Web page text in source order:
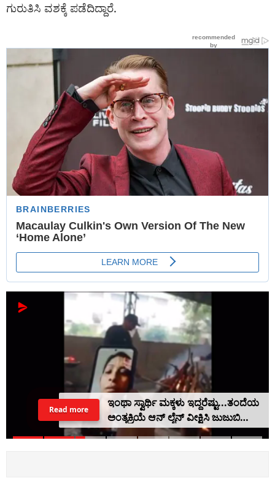
ಗುರುತಿಸಿ ವಶಕ್ಕೆ ಪಡೆದಿದ್ದಾರೆ.
ಇಂಥಾ ಸ್ವಾರ್ಥಿ ಮಕ್ಕಳು ಇದ್ದರೆಷ್ಟು...ತಂದೆಯ
ಅಂತ್ಯಕ್ರಿಯೆ ಆನ್ ಲೈನ್ ವೀಕ್ಷಿಸಿ ಜುಜುಬಿ
ದುಡ್ಡು ಕೊಟ್ಟು ಕೈತೊಳೆದುಕೊಂಡ್ರು Video
Read more